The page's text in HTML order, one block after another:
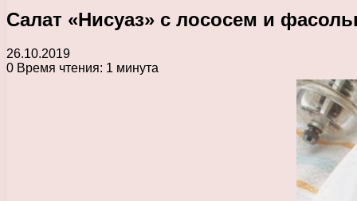
Салат «Нисуаз» с лососем и
26.10.2019
0 Время чтения: 1 минута